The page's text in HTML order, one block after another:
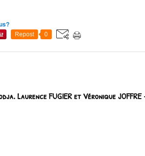
Repost 0
Laurence FUGIER et Véronique JOFFRE